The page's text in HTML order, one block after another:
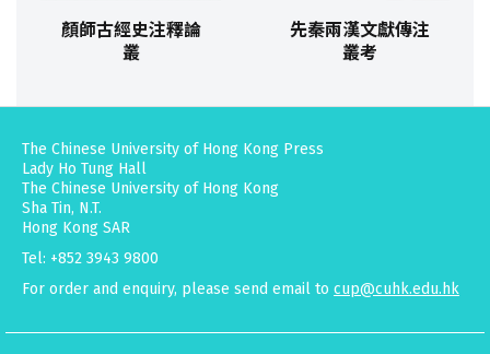
顏師古經史注釋論
叢
先秦兩漢文獻傳注
叢考
The Chinese University of Hong Kong Press
Lady Ho Tung Hall
The Chinese University of Hong Kong
Sha Tin, N.T.
Hong Kong SAR
Tel: +852 3943 9800
For order and enquiry, please send email to cup@cuhk.edu.hk